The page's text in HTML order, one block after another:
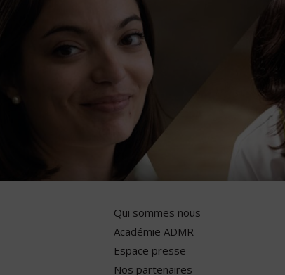
Qui sommes nous
Académie ADMR
Espace presse
Nos partenaires